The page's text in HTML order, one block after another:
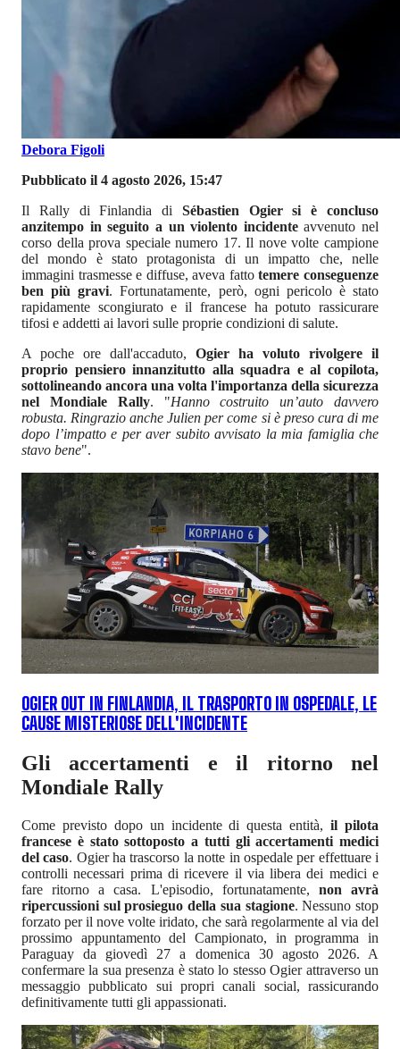
Debora Figoli
Pubblicato il 4 agosto 2026, 15:47
Il Rally di Finlandia di Sébastien Ogier si è concluso
anzitempo in seguito a un violento incidenteavvenuto nel
corso della prova speciale numero 17. Il nove volte campione
del mondo è stato protagonista di un impatto che, nelle
immagini trasmesse e diffuse, aveva fattotemere conseguenze
ben più gravi. Fortunatamente, però, ogni pericolo è stato
rapidamente scongiurato e il francese ha potuto rassicurare
tifosi e addetti ai lavori sulle proprie condizioni di salute.
A poche ore dall'accaduto, Ogier ha voluto rivolgere il
proprio pensiero innanzitutto alla squadra e al copilota,
sottolineando ancora una volta l'importanza della sicurezza
nel Mondiale Rally. "Hanno costruito un’auto davvero
robusta. Ringrazio anche Julien per come si è preso cura di me
dopo l’impatto e per aver subito avvisato la mia famiglia che
stavo bene".
OGIER OUT IN FINLANDIA, IL TRASPORTO IN OSPEDALE, LE
CAUSE MISTERIOSE DELL'INCIDENTE
Gli accertamenti e il ritorno nel
Mondiale Rally
Come previsto dopo un incidente di questa entità, il pilota
francese è stato sottoposto a tutti gli accertamenti medici
del caso. Ogier ha trascorso la notte in ospedale per effettuare i
controlli necessari prima di ricevere il via libera dei medici e
fare ritorno a casa. L'episodio, fortunatamente, non avrà
ripercussioni sul prosieguo della sua stagione. Nessuno stop
forzato per il nove volte iridato, che sarà regolarmente al via del
prossimo appuntamento del Campionato, in programma in
Paraguay da giovedì 27 a domenica 30 agosto 2026. A
confermare la sua presenza è stato lo stesso Ogier attraverso un
messaggio pubblicato sui propri canali social, rassicurando
definitivamente tutti gli appassionati.